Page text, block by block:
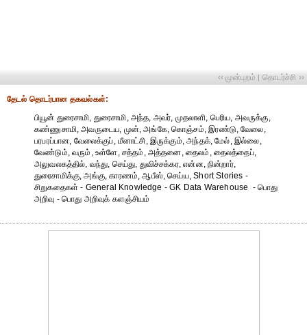
‹‹ முன்புறம் | தொடர்ச்சி ››
தேட‌ல் தொட‌ர்பான தகவ‌ல்க‌ள்:
பியூன் துரைசாமி, துரைசாமி, அந்த, அவர், முதலாளி, பெரிய, அவருக்கு,
கண்ணுசாமி, அவருடைய, முன், அங்கே, கொஞ்சம், இரண்டு, வேலை,
பரபரப்பான, வேலைக்குப், மீனாட்சி, இருக்கும், அந்தக், மேல், இல்லை,
வேண்டும், வரும், உள்ளே, சத்தம், அத்தனை, தைலம், தைலத்தைப்,
அலுவலகத்தில், வந்து, செய்து, துவிச்சக்கர, என்ன, நின்றார்,
துரைசாமிக்கு, அங்கு, காரணம், ஆபீஸ், செய்ய, Short Stories -
சிறுகதைகள் - General Knowledge - GK Data Warehouse - பொது
அறிவு - பொது அறிவுக் களஞ்சியம்